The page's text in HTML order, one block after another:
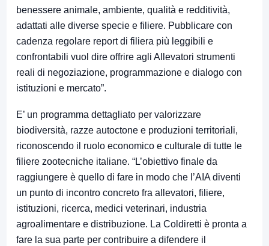
benessere animale, ambiente, qualità e redditività,
adattati alle diverse specie e filiere. Pubblicare con
cadenza regolare report di filiera più leggibili e
confrontabili vuol dire offrire agli Allevatori strumenti
reali di negoziazione, programmazione e dialogo con
istituzioni e mercato”.
E’ un programma dettagliato per valorizzare
biodiversità, razze autoctone e produzioni territoriali,
riconoscendo il ruolo economico e culturale di tutte le
filiere zootecniche italiane. “L’obiettivo finale da
raggiungere è quello di fare in modo che l’AIA diventi
un punto di incontro concreto fra allevatori, filiere,
istituzioni, ricerca, medici veterinari, industria
agroalimentare e distribuzione. La Coldiretti è pronta a
fare la sua parte per contribuire a difendere il